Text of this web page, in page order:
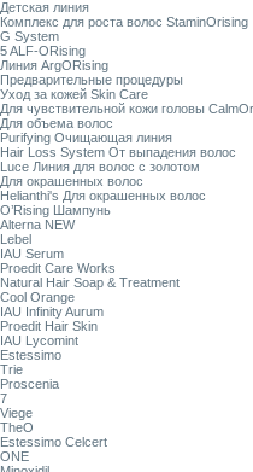
Детская линия
Комплекс для роста волос StaminOrising
G System
5 ALF-ORising
Линия ArgORising
Предварительные процедуры
Уход за кожей Skin Care
Для чувствительной кожи головы
Для объема волос
Purifying Очищающая линия
Hair Loss System От выпадения волос
Luce Линия для волос с золотом
Для окрашенных волос
Helianthi's Для окрашенных волос
O’Rising Шампунь
Alterna NEW
Lebel
IAU Serum
Proedit Care Works
Natural Hair Soap & Treatment
Cool Orange
IAU Infinity Aurum
Proedit Hair Skin
IAU Lycomint
Estessimo
Trie
Proscenia
7
Viege
TheO
Estessimo Celcert
ONE